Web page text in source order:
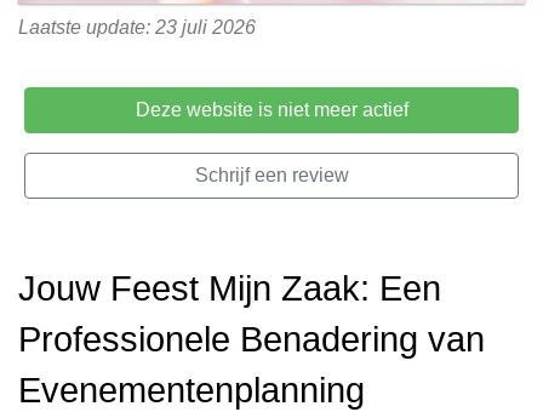
Laatste update: 23 juli 2026
Deze website is niet meer actief
Schrijf een review
Jouw Feest Mijn Zaak: Een
Professionele Benadering van
Evenementenplanning